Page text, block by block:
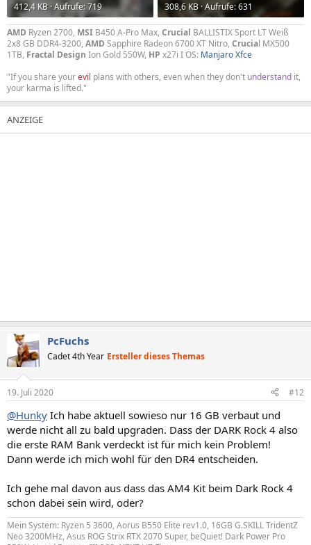
412,4 KB · Aufrufe: 719
308,6 KB · Aufrufe: 631
AMD Ryzen 2700, MSI B450 A-Pro Max, Crucial BALLISTIX Sport LT Weiß
2x8 GB DDR4-3200, AMD Sapphire Radeon 6700 XT Nitro, Crucial MX500
1TB, Fractal Design Ion Gold 550W, HP x27i I OS: Manjaro Xfce
"If you share yourevil plans with others, even when they don't understand it,
your karma is lifted."
PcFuchs
Cadet 4th Year Ersteller dieses Themas
19. Juli 2020 #12
@Hunky Ich habe aktuell sowieso nur 16 GB verbaut und
werde nicht all zu bald upgraden. Dass der DARK Rock 4 also
die erste RAM Bank verdeckt ist für mich kein Problem!
Dann werde ich mich wohl für den DR4 entscheiden.
Ich gehe mal davon aus dass das AM4 Kit beim Dark Rock 4
schon dabei sein wird, oder?
Mein System: Ryzen 5 3600, Aorus B550 Elite rev1.0, 16GB G.SKILL TridentZ
Neo 3200MHz, Asus ROG Strix RTX 2070 Super, beQuiet! Dark Power Pro